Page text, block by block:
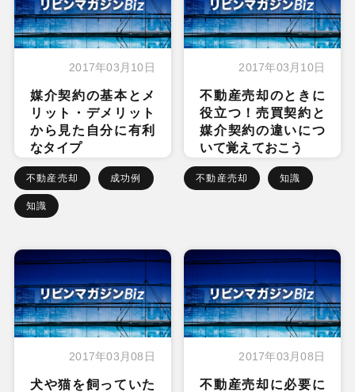
2017年03月10日
媒介契約の基本とメ
リット・デメリット
から見た自分に有利
なタイプ
不動産売却 成功例
知識
2017年03月10日
不動産売却のときに
役立つ！売買契約と
媒介契約の違いにつ
いて覚えておこう
不動産売却 知識
2017年03月08日
犬や猫を飼っていた
2017年03月08日
不動産売却に必要に